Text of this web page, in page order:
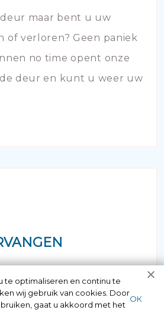
maar bent u uw
of verloren? Geen paniek
no time opent onze
deur en kunt u weer uw
Bij veroudering van de
of bedrijfspand is het
te optimaliseren en continu te
wij gebruik van cookies. Door
gaat u akkoord met het
ОК